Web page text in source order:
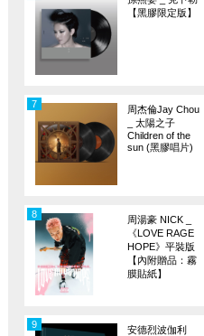
【黑膠限定版】
周杰倫Jay Chou
_ 太陽之子
Children of the
sun (黑膠唱片)
7
周湯豪 NICK _
《LOVE RAGE
HOPE》平裝版
【內附贈品：霧
膜貼紙】
8
安德烈波伽利
9